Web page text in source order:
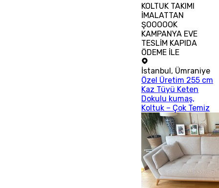
KOLTUK TAKIMI
İMALATTAN
ŞOOOOOK
KAMPANYA EVE
TESLİM KAPIDA
ÖDEME İLE
İstanbul, Ümraniye
Özel Üretim 255 cm
Kaz Tüyü Keten
Dokulu kumaş,
Koltuk – Çok Temiz